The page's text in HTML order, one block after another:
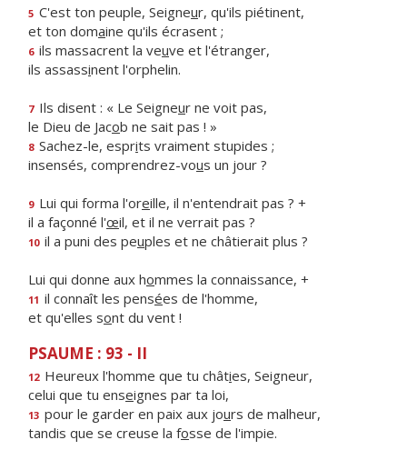
5 C'est ton peuple, Seigneur, qu'ils piétinent,
et ton domaine qu'ils écrasent ;
6 ils massacrent la veuve et l'étranger,
ils assassinent l'orphelin.
7 Ils disent : « Le Seigneur ne voit pas,
le Dieu de Jacob ne sait pas ! »
8 Sachez-le, esprits vraiment stupides ;
insensés, comprendrez-vous un jour ?
9 Lui qui forma l'oreille, il n'entendrait pas ? +
il a façonné l'œil, et il ne verrait pas ?
10 il a puni des peuples et ne châtierait plus ?
Lui qui donne aux hommes la connaissance, +
11 il connaît les pensées de l'homme,
et qu'elles sont du vent !
PSAUME : 93 - II
12 Heureux l'homme que tu châties, Seigneur,
celui que tu enseignes par ta loi,
13 pour le garder en paix aux jours de malheur,
tandis que se creuse la fosse de l'impie.